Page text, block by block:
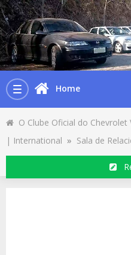
Toggle
navigation
Home
O Clube Oficial do Chevrolet
| International » Sala de